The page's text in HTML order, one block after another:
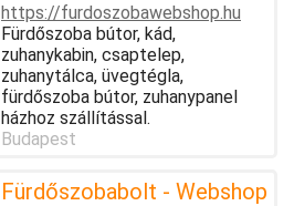
https://furdoszobawebshop.hu
Fürdőszoba bútor, kád,
zuhanykabin, csaptelep,
zuhanytálca, üvegtégla,
fürdőszoba bútor, zuhanypanel
házhoz szállítással.
Budapest
Fürdőszobabolt - Webshop